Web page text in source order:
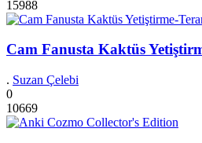
15988
Cam Fanusta Kaktüs
. Suzan Çelebi
0
10669